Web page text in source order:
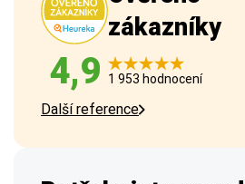
zákazníky
4,9 1 953 hodnocení
Další reference